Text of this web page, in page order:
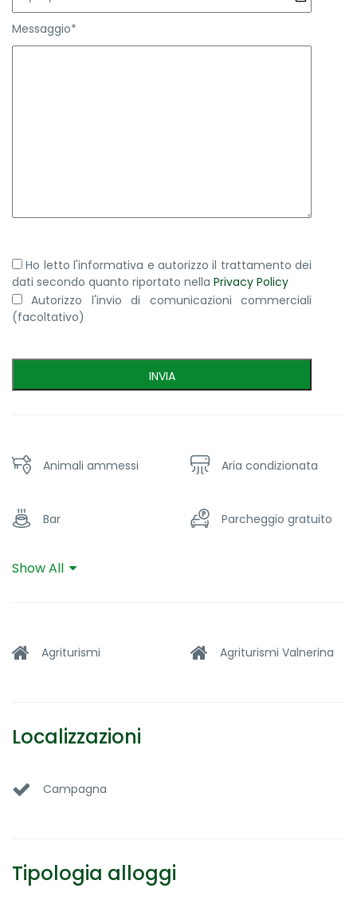
Messaggio*
Ho letto l'informativa e autorizzo il trattamento dei
dati secondo quanto riportato nella Privacy Policy
Autorizzo l'invio di comunicazioni commerciali
(facoltativo)
Animali ammessi Aria condizionata
Bar Parcheggio gratuito
Piscina esterna
Show All
Agriturismi Agriturismi Valnerina
Localizzazioni
Campagna
Tipologia alloggi